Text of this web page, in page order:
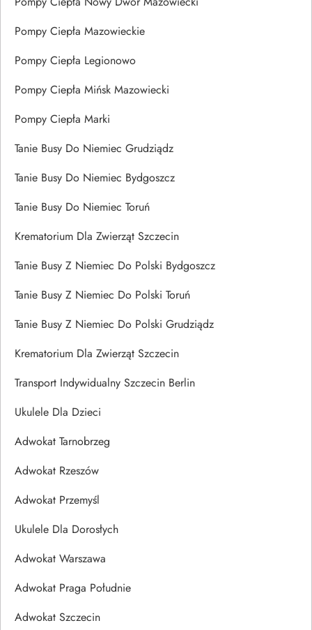
Pompy Ciepła Mazowieckie
Pompy Ciepła Legionowo
Pompy Ciepła Mińsk Mazowiecki
Pompy Ciepła Marki
Tanie Busy Do Niemiec Grudziądz
Tanie Busy Do Niemiec Bydgoszcz
Tanie Busy Do Niemiec Toruń
Krematorium Dla Zwierząt Szczecin
Tanie Busy Z Niemiec Do Polski Bydgoszcz
Tanie Busy Z Niemiec Do Polski Toruń
Tanie Busy Z Niemiec Do Polski Grudziądz
Krematorium Dla Zwierząt Szczecin
Transport Indywidualny Szczecin Berlin
Ukulele Dla Dzieci
Adwokat Tarnobrzeg
Adwokat Rzeszów
Adwokat Przemyśl
Ukulele Dla Dorosłych
Adwokat Warszawa
Adwokat Praga Południe
Adwokat Szczecin